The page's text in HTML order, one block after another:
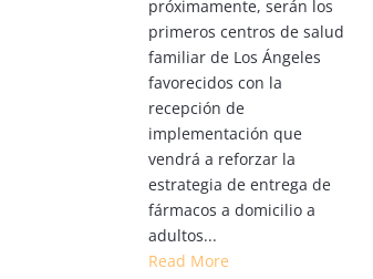
próximamente, serán los
primeros centros de salud
familiar de Los Ángeles
favorecidos con la
recepción de
implementación que
vendrá a reforzar la
estrategia de entrega de
fármacos a domicilio a
adultos...
Read More